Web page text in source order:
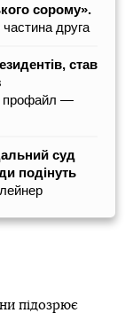
сорому».
друга
став
профайл —
суд
подінуть
підозрює